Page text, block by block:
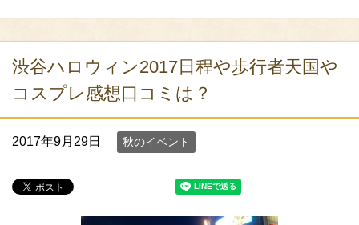
渋谷ハロウィン2017日程や歩行者天国や
コスプレ感想口コミは？
2017年9月29日 秋のイベント